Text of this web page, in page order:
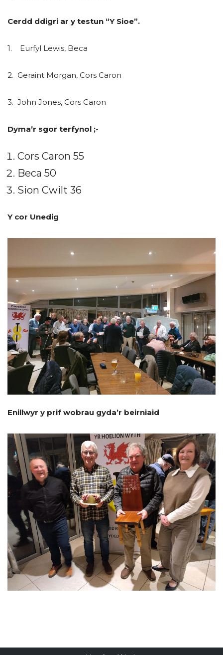
Cerdd ddigri ar y testun “Y Sioe”.
1. Eurfyl Lewis, Beca
2. Geraint Morgan, Cors Caron
3. John Jones, Cors Caron
Dyma’r sgor terfynol ;-
Cors Caron 55
Beca 50
Sion Cwilt 36
Y cor Unedig
Enillwyr y prif wobrau gyda’r beirniaid